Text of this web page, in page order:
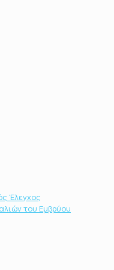
Έλεγχος
του Εμβρύου